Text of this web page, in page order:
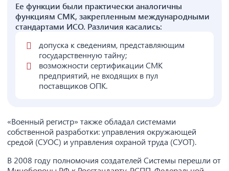
Ее функции были практически аналогичны
функциям СМК, закрепленным международными
стандартами ИСО. Различия касались:
допуска к сведениям, представляющим
государственную тайну;
возможности сертификации СМК
предприятий, не входящих в пул
поставщиков ОПК.
«Военный регистр» также обладал системами
собственной разработки: управления окружающей
средой (СУОС) и управления охраной труда (СУОТ).
В 2008 году полномочия создателей Системы перешли от